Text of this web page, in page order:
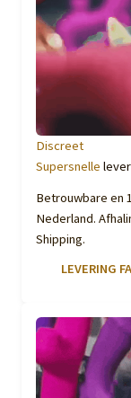
Discreet
Supersnelle
Betrouwbare en
Nederland.
Shipping.
LEVERING